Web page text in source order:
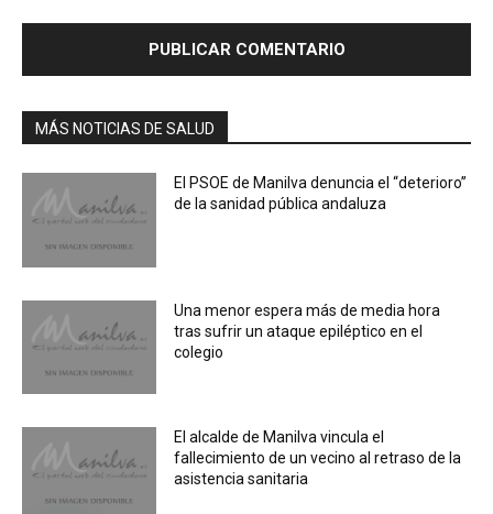
MÁS NOTICIAS DE SALUD
El PSOE de Manilva denuncia el “deterioro”
de la sanidad pública andaluza
Una menor espera más de media hora
tras sufrir un ataque epiléptico en el
colegio
El alcalde de Manilva vincula el
fallecimiento de un vecino al retraso de la
asistencia sanitaria